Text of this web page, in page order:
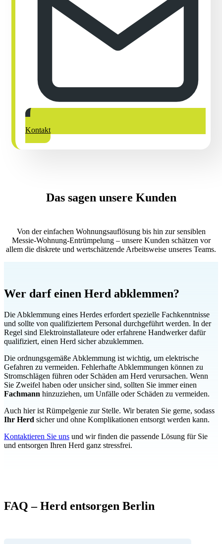
Bodenaushub entsorgen
: Bei Bauprojekten fällt oft
Bodenaushub an. Wir bieten die Entsorgung von
Bodenaushub und sorgen dafür, dass er
Kontaktieren Sie uns noch heute, um Ihren alten Herd in Berlin
und
Kontakt
Das sagen unsere Kunden
Von der einfachen Wohnungsauflösung bis hin zur sensiblen
Messie-Wohnung-Entrümpelung – unsere Kunden schätzen vor
allem die diskrete und wertschätzende Arbeitsweise unseres Teams.
Wer darf einen Herd abklemmen?
Die Abklemmung eines Herdes erfordert spezielle Fachkenntnisse
und sollte von qualifiziertem Personal durchgeführt werden. In der
Regel sind Elektroinstallateure oder erfahrene Handwerker dafür
qualifiziert, einen Herd sicher abzuklemmen.
Die ordnungsgemäße Abklemmung ist wichtig, um elektrische
Gefahren zu vermeiden. Fehlerhafte Abklemmungen können zu
Stromschlägen führen oder Schäden am Herd verursachen. Wenn
Sie Zweifel haben oder unsicher sind, sollten Sie immer einen
Fachmann hinzuziehen, um Unfälle oder Schäden zu vermeiden.
Auch hier ist Rümpelgenie zur Stelle. Wir beraten Sie gerne, sodass
Ihr Herd sicher und ohne Komplikationen entsorgt werden kann.
Kontaktieren Sie uns und wir finden die passende Lösung für Sie
und entsorgen Ihren Herd ganz stressfrei.
FAQ – Herd entsorgen Berlin